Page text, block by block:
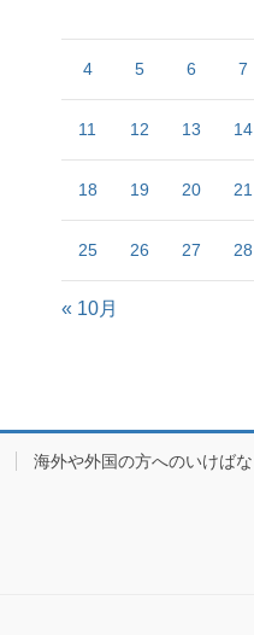
4 5 6 7
11 12 13 14
18 19 20 21
25 26 27 28
« 10月
海外や外国の方へのいけばな